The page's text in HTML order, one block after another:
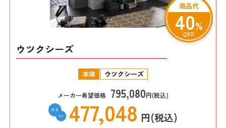
ウツクシーズ
本体 ウツクシーズ
メーカー希望価格 795,080円(税込)
477,048 円(税込)
商品代
40%
OFF